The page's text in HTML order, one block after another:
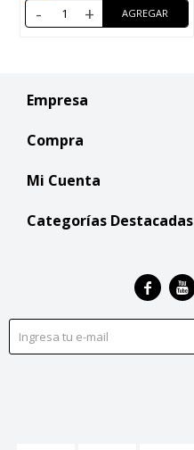
- +
Empresa
Compra
Mi Cuenta
Categorías Destacadas
 